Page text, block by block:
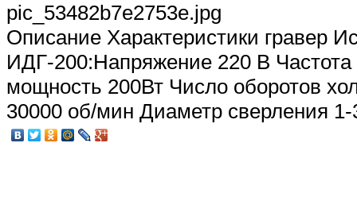
pic_53482b7e2753e.jpg
Описание Характеристики гравер
ИДГ-200:Напряжение 220 В
мощность 200Вт Число оборотов
30000 об/мин Диаметр сверления